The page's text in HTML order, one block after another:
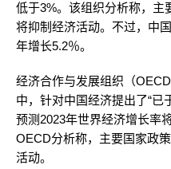
低于3%。该组织分析称，主
将抑制经济活动。不过，中
年增长5.2％。
经济合作与发展组织（
中，针对中国经济提出了“已
预测2023年世界经济增长率
OECD分析称，主要国家政
活动。